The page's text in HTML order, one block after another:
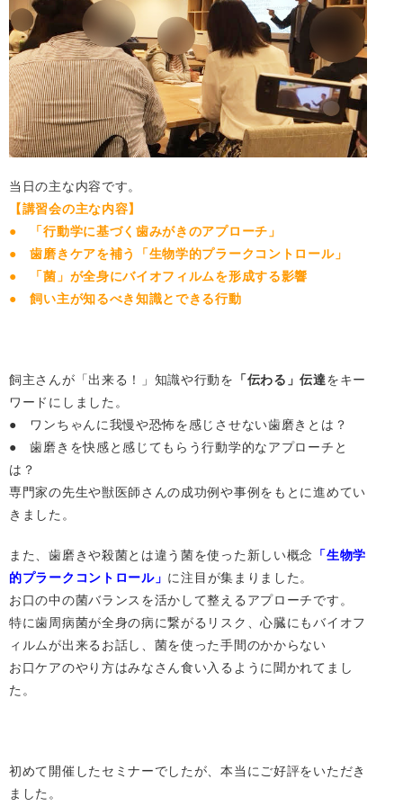
当日の主な内容です。
【講習会の主な内容】
● 「行動学に基づく歯みがきのアプローチ」
● 歯磨きケアを補う「生物学的プラークコントロール」
● 「菌」が全身にバイオフィルムを形成する影響
● 飼い主が知るべき知識とできる行動
飼主さんが「出来る！」知識や行動を 「伝わる」伝達をキー
ワードにしました。
● ワンちゃんに我慢や恐怖を感じさせない歯磨きとは？
● 歯磨きを快感と感じてもらう行動学的なアプローチと
は？
専門家の先生や獣医師さんの成功例や事例をもとに進めてい
きました。
また、歯磨きや殺菌とは違う菌を使った新しい概念
「生物学
的プラークコントロール」 に注目が集まりました。
お口の中の菌バランスを活かして整えるアプローチです。
特に歯周病菌が全身の病に繋がるリスク、心臓にもバイオフ
ィルムが出来るお話し、菌を使った手間のかからない
お口ケアのやり方はみなさん食い入るように聞かれてまし
た。
初めて開催したセミナーでしたが、本当にご好評をいただき
ました。